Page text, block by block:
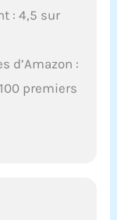
: 4,5 sur
d’Amazon :
premiers